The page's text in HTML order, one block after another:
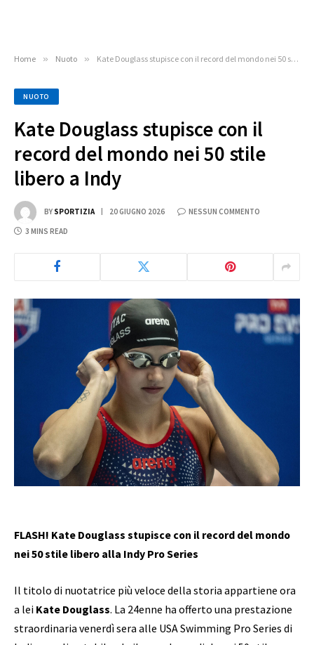
Home » Nuoto » Kate Douglass stupisce con il record del mondo nei 50 stile libero a Indy
NUOTO
Kate Douglass stupisce con il
record del mondo nei 50 stile
libero a Indy
BY SPORTIZIA 20 GIUGNO 2026 NESSUN COMMENTO
3 MINS READ
FLASH! Kate Douglass stupisce con il record del mondo
nei 50 stile libero alla Indy Pro Series
Il titolo di nuotatrice più veloce della storia appartiene ora
a lei Kate Douglass. La 24enne ha offerto una prestazione
straordinaria venerdì sera alle USA Swimming Pro Series di